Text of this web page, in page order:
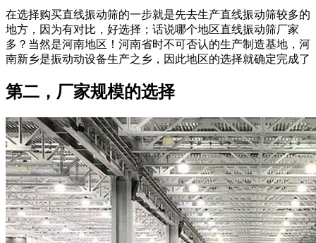
在选择购买直线振动筛的一步就是先去生产直线振动筛较多的
地方，因为有对比，好选择；话说哪个地区直线振动筛厂家
多？当然是河南地区！河南省时不可否认的生产制造基地，河
南新乡是振动动设备生产之乡，因此地区的选择就确定完成了
第二，厂家规模的选择